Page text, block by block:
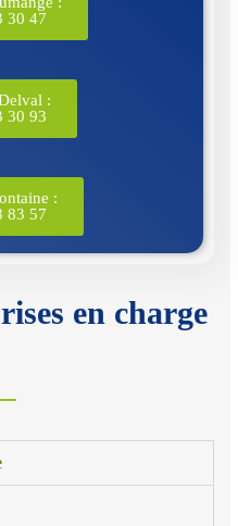
30 47
:
30 93
:
83 57
en charge